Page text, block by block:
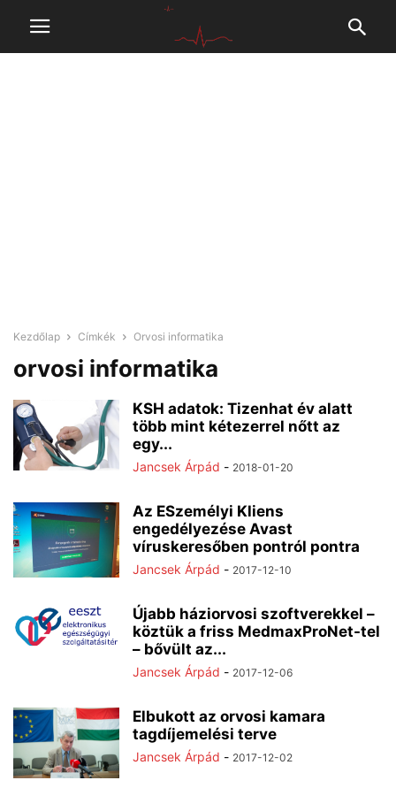
Kezdőlap Címkék Orvosi informatika
orvosi informatika
KSH adatok: Tizenhat év alatt
több mint kétezerrel nőtt az
egy...
Jancsek Árpád - 2018-01-20
Az ESzemélyi Kliens
engedélyezése Avast
víruskeresőben pontról pontra
Jancsek Árpád - 2017-12-10
Újabb háziorvosi szoftverekkel –
köztük a friss MedmaxProNet-tel
– bővült az...
Jancsek Árpád - 2017-12-06
Elbukott az orvosi kamara
tagdíjemelési terve
Jancsek Árpád - 2017-12-02